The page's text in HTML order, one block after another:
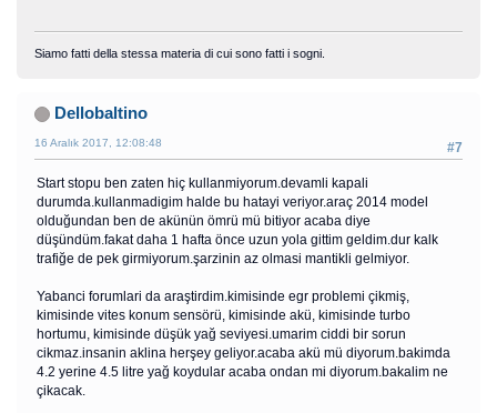
Siamo fatti della stessa materia di cui sono fatti i sogni.
Dellobaltino
#7
16 Aralık 2017, 12:08:48
Start stopu ben zaten hiç kullanmiyorum.devamli kapali
durumda.kullanmadigim halde bu hatayi veriyor.araç 2014 model
olduğundan ben de akünün ömrü mü bitiyor acaba diye
düşündüm.fakat daha 1 hafta önce uzun yola gittim geldim.dur kalk
trafiğe de pek girmiyorum.şarzinin az olmasi mantikli gelmiyor.
Yabanci forumlari da araştirdim.kimisinde egr problemi çikmiş,
kimisinde vites konum sensörü, kimisinde akü, kimisinde turbo
hortumu, kimisinde düşük yağ seviyesi.umarim ciddi bir sorun
cikmaz.insanin aklina herşey geliyor.acaba akü mü diyorum.bakimda
4.2 yerine 4.5 litre yağ koydular acaba ondan mi diyorum.bakalim ne
çikacak.